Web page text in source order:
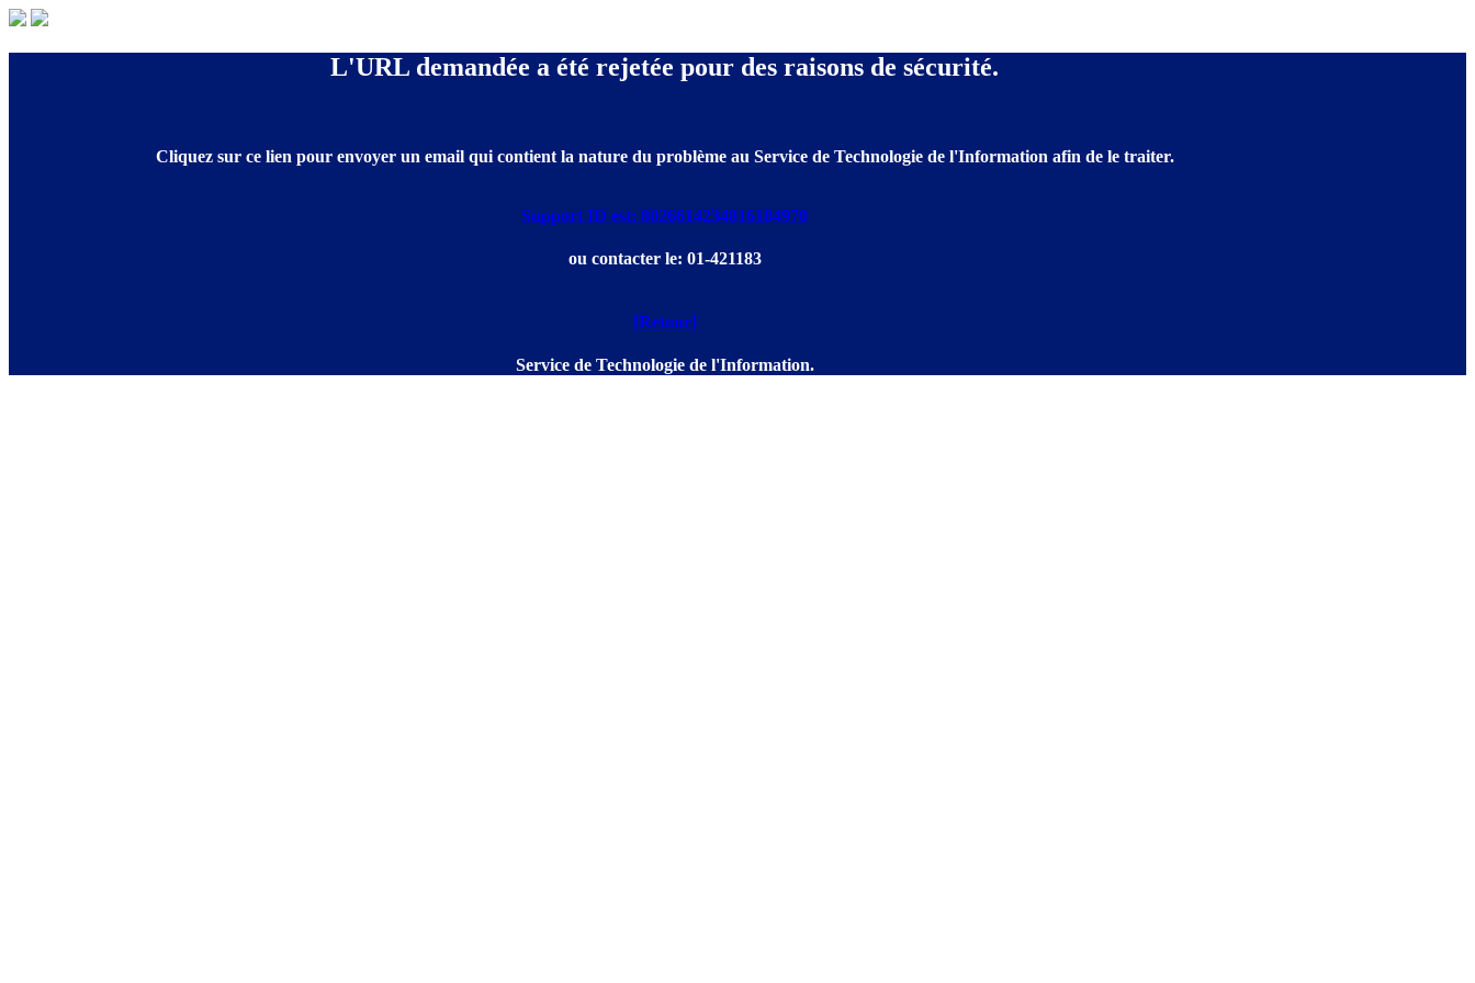
L'URL demandée a été rejetée pour des raisons de sécurité.
Cliquez sur ce lien pour envoyer un email qui contient la nature du problème au Service de Technologie de l'Information afin de le traiter.
Support ID est: 8026614234816184970
ou contacter le: 01-421183
[Retour]
Service de Technologie de l'Information.